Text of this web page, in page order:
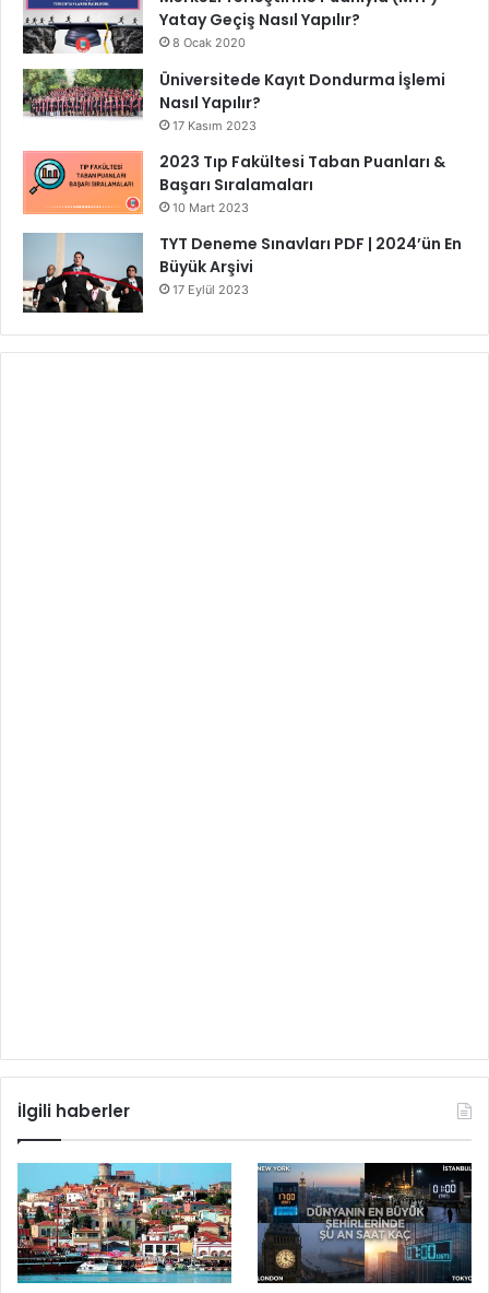
Yatay Geçiş Nasıl Yapılır?
8 Ocak 2020
Üniversitede Kayıt Dondurma İşlemi
Nasıl Yapılır?
17 Kasım 2023
2023 Tıp Fakültesi Taban Puanları &
Başarı Sıralamaları
10 Mart 2023
TYT Deneme Sınavları PDF | 2024’ün En
Büyük Arşivi
17 Eylül 2023
İlgili haberler